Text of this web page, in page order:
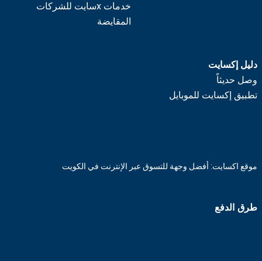
خدمات xسايت للشركات
المقايضة
دليل إكسايت
وصل حديثاً
تطبيق إكسايت للموبايل
موقع اكسايت: أفضل وجهة للتسوق عبر الإنترنت في الكويت
طرق الدفع